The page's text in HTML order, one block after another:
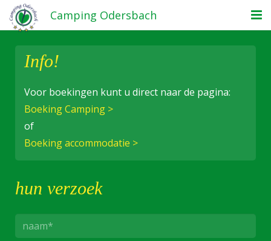
Camping Odersbach
Home
de camping
Prijzen/boeking
Recreatie
omgeving
contact
Info!
Voor boekingen kunt u direct naar de pagina:
Boeking Camping >
of
Boekingaccommodatie >
hun verzoek